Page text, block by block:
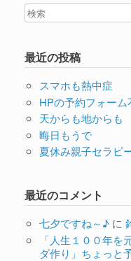
最近の投稿
スマホも熱中症
HPの予約フォー
天からも地からも
晦日もうで
夏休み親子セラピ
最近のコメント
七夕ですね～♪に
「人生１００年
ダ作り」ちょっと